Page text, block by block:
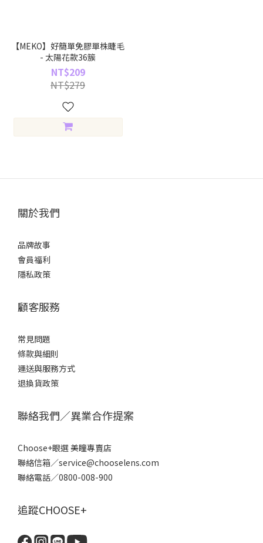
【MEKO】好簡單免膠單株睫毛
- 太陽花款36簇
NT$209
NT$279
關於我們
品牌故事
會員福利
隱私政策
顧客服務
常見問題
條款與細則
運送與服務方式
退換貨政策
聯絡我們／異業合作提案
Choose+眼選 美瞳專賣店
聯絡信箱／service@chooselens.com
聯絡電話／0800-008-900
追蹤CHOOSE+